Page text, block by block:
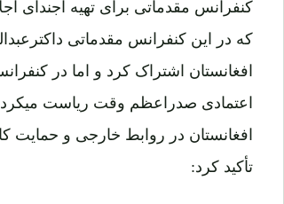
که در این کنفرانس مقدماتی
افغانستان اشتراک کرد و اما در
اعتمادی صدراعظم وقت ریاست
افغانستان در روابط خارجی و حمایت
تأکید کرد: